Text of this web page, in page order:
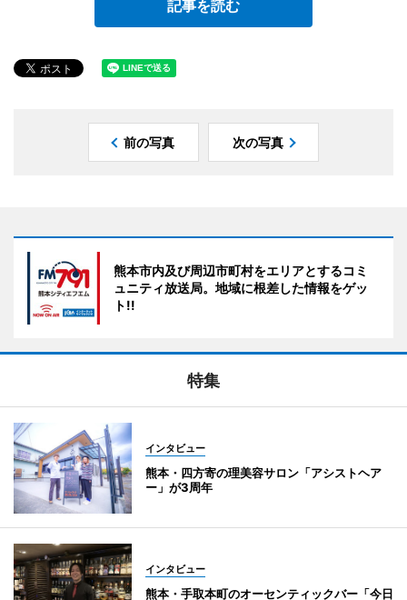
記事を読む
前の写真 次の写真
熊本市内及び周辺市町村をエリアとするコミ
ュニティ放送局。地域に根差した情報をゲッ
ト!!
特集
インタビュー
熊本・四方寄の理美容サロン「アシストヘア
ー」が3周年
インタビュー
熊本・手取本町のオーセンティックバー「今日